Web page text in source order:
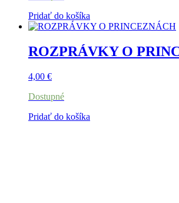
Pridať do košíka
ROZPRÁVKY O
4,00 €
Dostupné
Pridať do košíka